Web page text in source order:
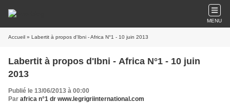
MENU
Accueil » Labertit à propos d'Ibni - Africa N°1 - 10 juin 2013
Labertit à propos d'Ibni - Africa N°1 - 10 juin
2013
Publié le 13/06/2013 à 00:00
Par africa n°1 dr www.legrigriinternational.com